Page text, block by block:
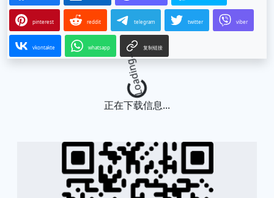
pinterest reddit telegram twitter viber
vkontakte whatsapp 复制链接
Loading...
正在下载信息...